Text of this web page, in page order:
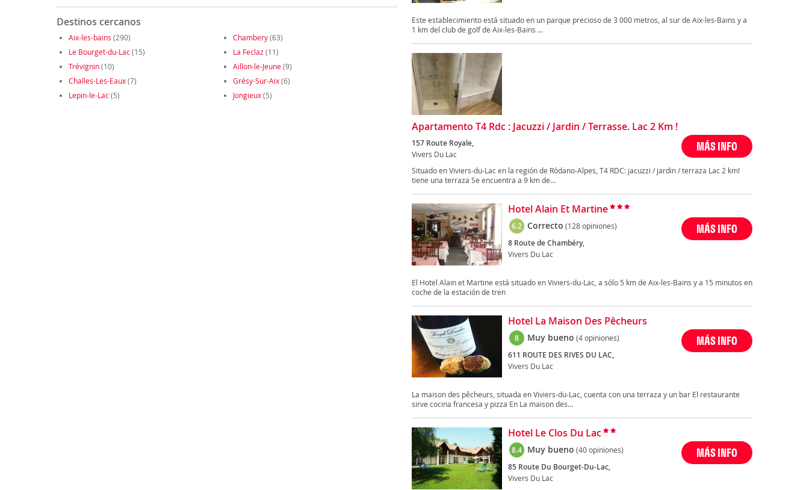
Destinos cercanos
Aix-les-bains (290) Chambery(63)
Le Bourget-du-Lac(15) La Feclaz (11)
Trévignin(10) Aillon-le-Jeune(9)
Challes-Les-Eaux(7) Grésy-Sur-Aix(6)
Lepin-le-Lac(5) Jongieux(5)
Este establecimiento está situado en un parque precioso de 3 000 metros, al sur de Aix-les-Bains y a
1 km del club de golf de Aix-les-Bains ...
Apartamento T4 Rdc : Jacuzzi / Jardin / Terrasse. Lac 2 Km !
157 Route Royale,
Vivers Du Lac
MÁS INFO
Situado en Viviers-du-Lac en la región de Ródano-Alpes, T4 RDC: jacuzzi / jardin / terraza Lac 2 km!
tiene una terraza Se encuentra a 9 km de...
Hotel Alain Et Martine
6.2 Correcto (128 opiniones)
8 Route de Chambéry,
Vivers Du Lac
MÁS INFO
El Hotel Alain et Martine está situado en Viviers-du-Lac, a sólo 5 km de Aix-les-Bains y a 15 minutos en
coche de la estación de tren
Hotel La Maison Des Pêcheurs
8 Muy bueno (4 opiniones)
611 ROUTE DES RIVES DU LAC,
Vivers Du Lac
MÁS INFO
La maison des pêcheurs, situada en Viviers-du-Lac, cuenta con una terraza y un bar El restaurante
sirve cocina francesa y pizza En La maison des...
Hotel Le Clos Du Lac
8.4 Muy bueno (40 opiniones)
85 Route Du Bourget-Du-Lac,
Vivers Du Lac
MÁS INFO